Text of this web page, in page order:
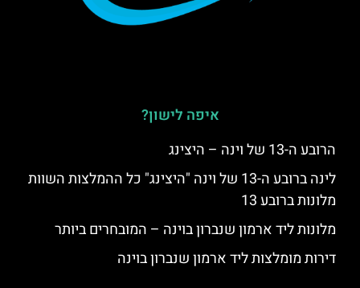
איפה לישון?
הרובע ה-13 של וינה – היצינג
לינה ברובע ה-13 של וינה "היצינג" כל ההמלצות השוות
מלונות ברובע 13
מלונות ליד ארמון שנברון בוינה – המובחרים ביותר
דירות מומלצות ליד ארמון שנברון בוינה